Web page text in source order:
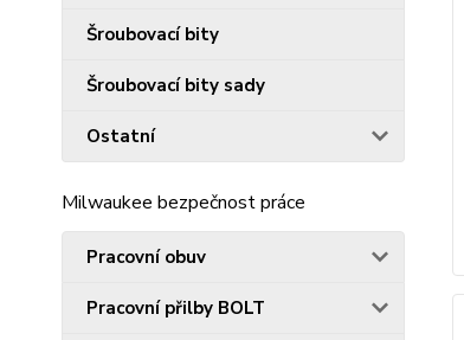
Šroubovací bity
Šroubovací bity sady
Ostatní
Milwaukee bezpečnost práce
Pracovní obuv
Pracovní přilby BOLT